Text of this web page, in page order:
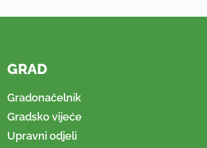
GRAD
Gradonačelnik
Gradsko vijeće
Upravni odjeli